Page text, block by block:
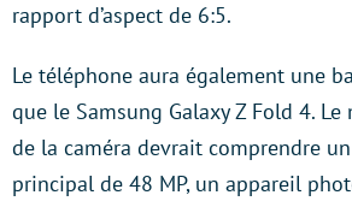
rapport d’aspect de 6:5.
Le téléphone aura également une
que le Samsung Galaxy Z Fold 4.
de la caméra devrait comprendre
principal de 48 MP, un appareil